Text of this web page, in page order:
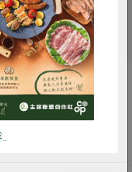
產品
減硝酸鹽
買